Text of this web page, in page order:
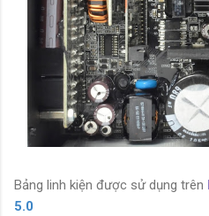
Bảng linh kiện được sử dụng trên
5.0